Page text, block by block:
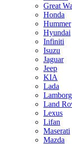
Great
Honda
Hummer
Hyundai
Infiniti
Isuzu
Jaguar
Jeep
KIA
Lada
Land
Lexus
Lifan
Maserati
Mazda